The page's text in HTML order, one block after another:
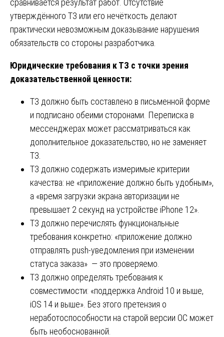
утверждённого ТЗ или его нечёткость делают
практически невозможным доказывание нарушения
обязательств со стороны разработчика.
Юридические требования к ТЗ с точки зрения
доказательственной ценности:
ТЗ должно быть составлено в письменной форме
и подписано обеими сторонами. Переписка в
мессенджерах может рассматриваться как
дополнительное доказательство, но не заменяет
ТЗ.
ТЗ должно содержать измеримые критерии
качества: не «приложение должно быть удобным»,
а «время загрузки экрана авторизации не
превышает 2 секунд на устройстве iPhone 12».
ТЗ должно перечислять функциональные
требования конкретно: «приложение должно
отправлять push-уведомления при изменении
статуса заказа» — это проверяемо.
ТЗ должно определять требования к
совместимости: «поддержка Android 10 и выше,
iOS 14 и выше». Без этого претензия о
неработоспособности на старой версии ОС может
быть необоснованной.